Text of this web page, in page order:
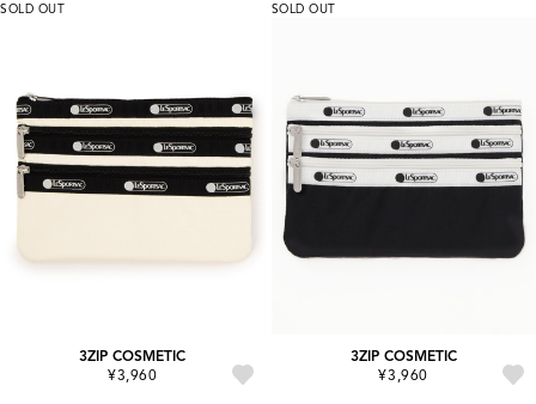
SOLD OUT
3ZIP COSMETIC
¥3,960
SOLD OUT
3ZIP COSMETIC
¥3,960